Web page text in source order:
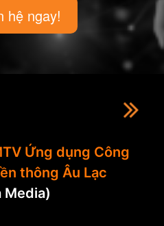
hệ ngay!
Ứng dụng Công
thông Âu Lạc
Media)